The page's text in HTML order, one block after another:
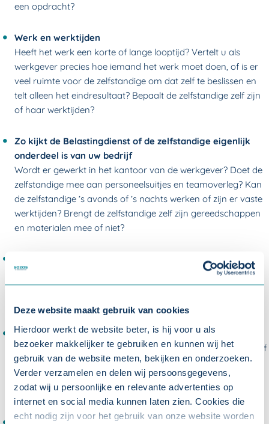
Deze website maakt gebruik van cookies
Hierdoor werkt de website beter, is hij voor u als
bezoeker makkelijker te gebruiken en kunnen wij het
gebruik van de website meten, bekijken en onderzoeken.
Verder verzamelen en delen wij persoonsgegevens,
zodat wij u persoonlijke en relevante advertenties op
internet en social media kunnen laten zien. Cookies die
echt nodig zijn voor het gebruik van onze website worden
een opdracht?
Werk en werktijden
Heeft het werk een korte of lange looptijd? Vertelt u als
werkgever precies hoe iemand het werk moet doen, of is er
veel ruimte voor de zelfstandige om dat zelf te beslissen en
telt alleen het eindresultaat? Bepaalt de zelfstandige zelf zijn
of haar werktijden?
Zo kijkt de Belastingdienst of de zelfstandige eigenlijk
onderdeel is van uw bedrijf
Wordt er gewerkt in het kantoor van de werkgever? Doet de
zelfstandige mee aan personeelsuitjes en teamoverleg? Kan
de zelfstandige ’s avonds of ’s nachts werken of zijn er vaste
werktijden? Brengt de zelfstandige zelf zijn gereedschappen
en materialen mee of niet?
Moet het werk persoonlijk door de zelfstandige gedaan
worden
Heeft de zelfstandige de vrijheid om het werk door iemand
Op welke manier zijn er (werk)afspraken gemaakt
Is er een arbeidscontract met vaste arbeidsvoorwaarden? Of
is er een overeenkomst waarover eerst onderhandeld is met
ruimte voor aparte afspraken? • Hoe er wordt uitbetaald
Betaalt u een rekening of is er een vast salaris?